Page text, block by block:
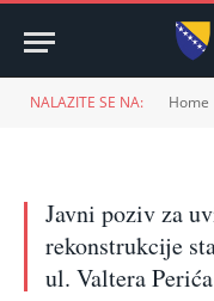
NALAZITE SE NA: Home
Javni poziv za
rekonstrukcije
ul. Valtera